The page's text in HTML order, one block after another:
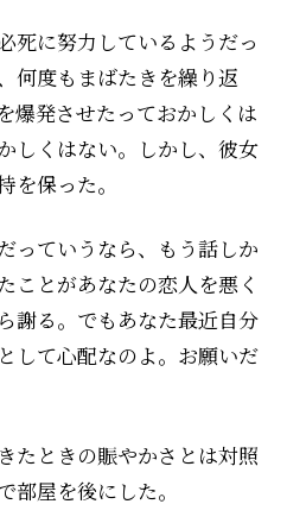
死に努力しているようだっ
何度もまばたきを繰り返
爆発させたっておかしくは
しくはない。しかし、彼女
を保った。
っていうなら、もう話しか
ことがあなたの恋人を悪く
謝る。でもあなた最近自分
て心配なのよ。お願いだ
たときの賑やかさとは対照
部屋を後にした。